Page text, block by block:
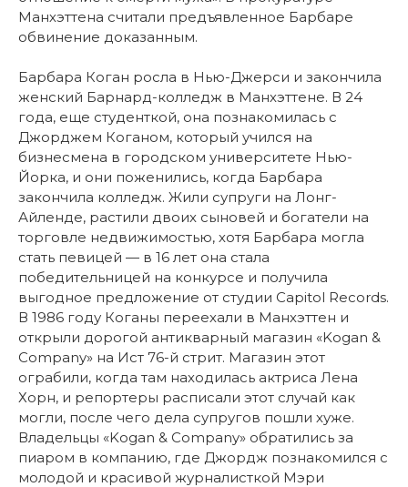
Манхэттена считали предъявленное Барбаре
обвинение доказанным.
Барбара Коган росла в Нью-Джерси и закончила
женский Барнард-колледж в Манхэттене. В 24
года, еще студенткой, она познакомилась с
Джорджем Коганом, который учился на
бизнесмена в городском университете Нью-
Йорка, и они поженились, когда Барбара
закончила колледж. Жили супруги на Лонг-
Айленде, растили двоих сыновей и богатели на
торговле недвижимостью, хотя Барбара могла
стать певицей — в 16 лет она стала
победительницей на конкурсе и получила
выгодное предложение от студии Capitol Records.
В 1986 году Коганы переехали в Манхэттен и
открыли дорогой антикварный магазин «Kogan &
Company» на Ист 76-й стрит. Магазин этот
ограбили, когда там находилась актриса Лена
Хорн, и репортеры расписали этот случай как
могли, после чего дела супругов пошли хуже.
Владельцы «Kogan & Company» обратились за
пиаром в компанию, где Джордж познакомился с
молодой и красивой журналисткой Мэри